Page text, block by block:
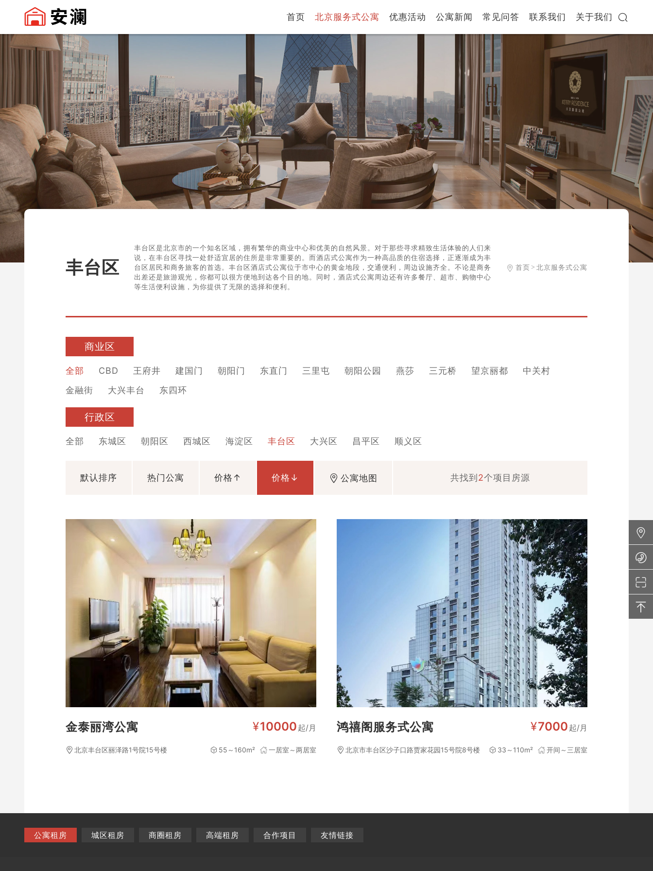
首页 北京服务式公寓 优惠活动 公寓新闻 常见问答 联系我们 关于我们
丰台区
丰台区是北京市的一个知名区域，拥有繁华的商业中心和优美的自然风景。对于那些寻求精致生活体验的人们来
说，在丰台区寻找一处舒适宜居的住所是非常重要的。而酒店式公寓作为一种高品质的住宿选择，正逐渐成为丰
台区居民和商务旅客的首选。丰台区酒店式公寓位于市中心的黄金地段，交通便利，周边设施齐全。不论是商务
出差还是旅游观光，你都可以很方便地到达各个目的地。同时，酒店式公寓周边还有许多餐厅、超市、购物中心
等生活便利设施，为你提供了无限的选择和便利。
首页 > 北京服务式公寓
商业区
全部 CBD 王府井 建国门 朝阳门 东直门 三里屯 朝阳公园 燕莎 三元桥 望京丽都
中关村
金融街
大兴丰台 东四环
行政区
全部 东城区 朝阳区 西城区 海淀区 丰台区 大兴区 昌平区 顺义区
默认排序 热门公寓 价格↑ 价格↓ 公寓地图 共找到 2个项目房源
金泰丽湾公寓 ¥10000 起/月
北京丰台区丽泽路1号院15号楼 55～160m² 一居室～两居室
鸿禧阁服务式公寓 ¥7000 起/月
北京市丰台区沙子口路贾家花园15号院8号楼 33～110m² 开间～三居室
公寓租房 城区租房 商圈租房 高端租房 合作项目 友情链接